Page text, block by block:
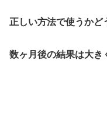
正しい方法で使うかど
数ヶ月後の結果は大き